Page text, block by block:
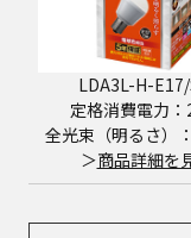
LDA3L-H-
定格消費電力：
全光束（明るさ）
＞商品詳細を